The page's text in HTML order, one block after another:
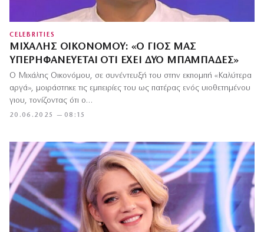
CELEBRITIES
ΜΙΧΆΛΗΣ ΟΙΚΟΝΌΜΟΥ: «Ο ΓΙΟΣ ΜΑΣ
ΥΠΕΡΗΦΑΝΕΎΕΤΑΙ ΌΤΙ ΈΧΕΙ ΔΥΟ ΜΠΑΜΠΆΔΕΣ»
20.06.2025 — 08:15
Ο Μιχάλης Οικονόμου, σε συνέντευξή του στην εκπομπή «Καλύτερα
αργά», μοιράστηκε τις εμπειρίες του ως πατέρας ενός υιοθετημένου
γιου, τονίζοντας ότι ο…